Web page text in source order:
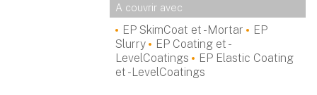
A couvrir avec
EP SkimCoat et -Mortar
EP
Slurry
EP Coating et -
LevelCoatings
EP Elastic Coating
et -LevelCoatings